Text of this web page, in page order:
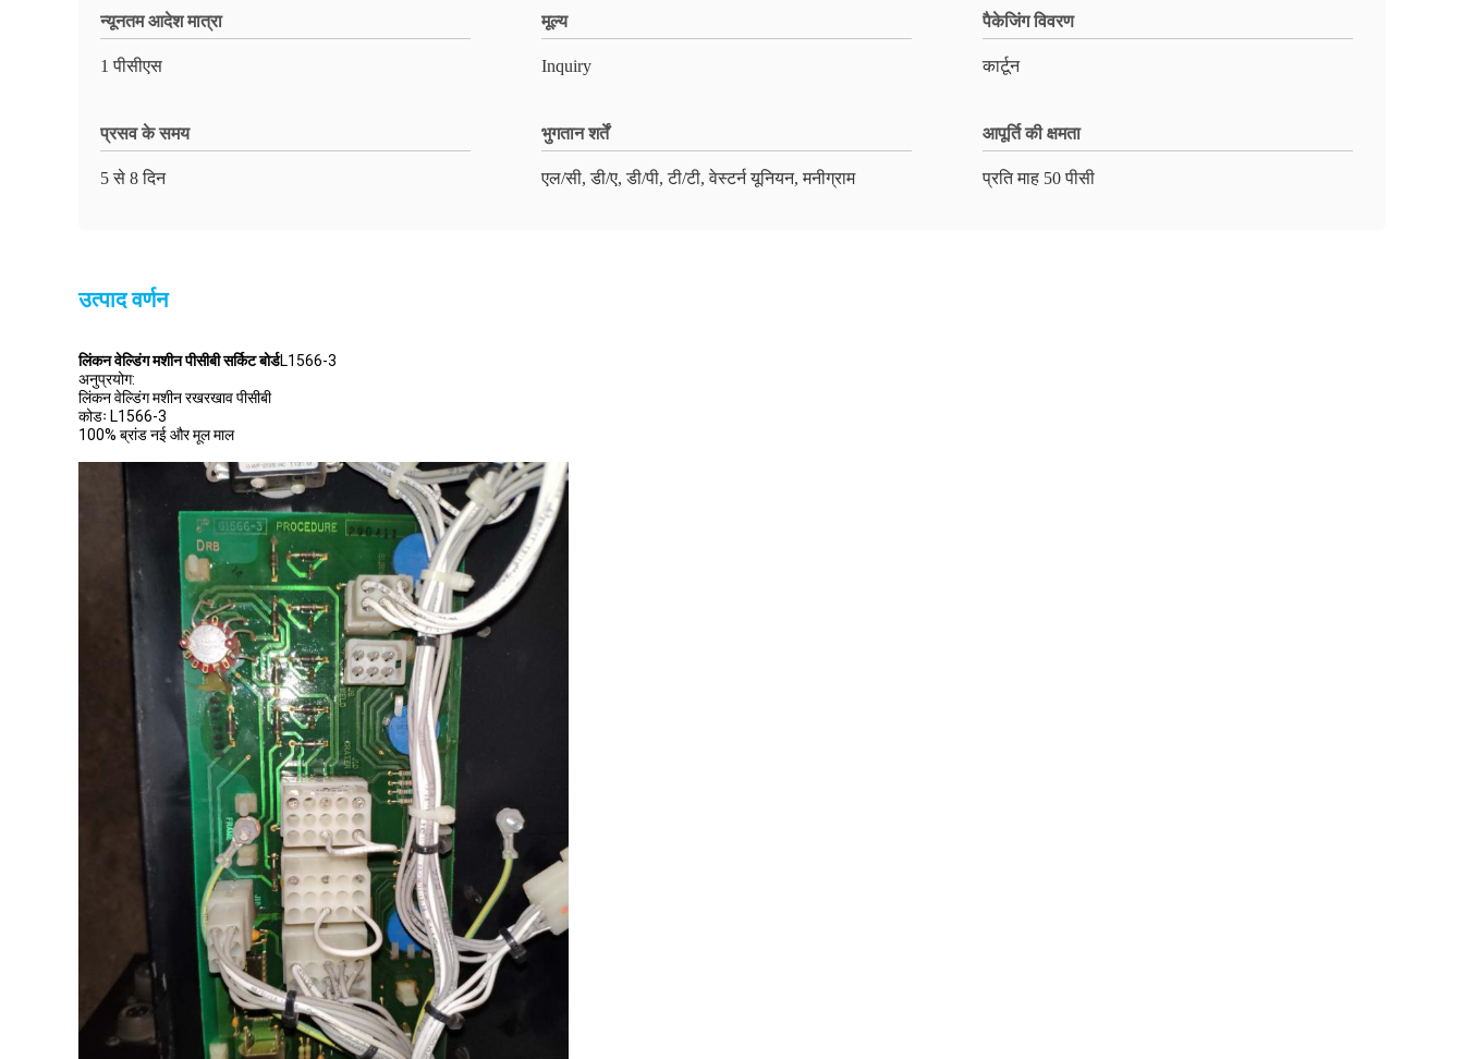
न्यूनतम आदेश मात्रा
1 पीसीएस
मूल्य
Inquiry
पैकेजिंग विवरण
कार्टून
प्रसव के समय
5 से 8 दिन
भुगतान शर्तें
एल/सी, डी/ए, डी/पी, टी/टी, वेस्टर्न यूनियन, मनीग्राम
आपूर्ति की क्षमता
प्रति माह 50 पीसी
उत्पाद वर्णन
लिंकन वेल्डिंग मशीन पीसीबी सर्किट बोर्डL1566-3
अनुप्रयोग:
लिंकन वेल्डिंग मशीन रखरखाव पीसीबी
कोडः L1566-3
100% ब्रांड नई और मूल माल